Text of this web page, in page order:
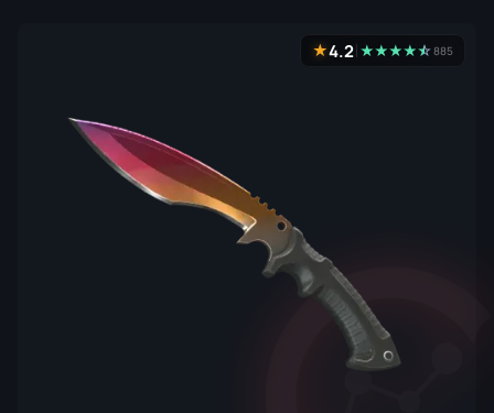
★4.2 ★★★★★
☆885